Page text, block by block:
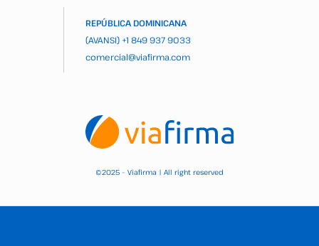
REPÚBLICA DOMINICANA
(AVANSI) +1 849 937 9033
comercial@viafirma.com
©2025 – Viafirma | All right reserved